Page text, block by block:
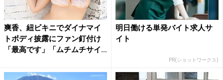
爽香、紐ビキニでダイナマイ
トボディ披露にファン釘付け
「最高です」「ムチムチサイ
明日働ける単発バイト求人サ
イト
PR(ショットワークス)